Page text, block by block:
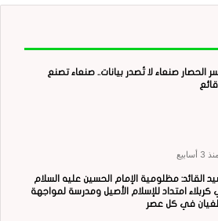
الحصار صنعاء لا تُصدر بيانات.. صنعاء تصنع
منذ 3 أسابيع
القائد: مظلومية الإمام الحسين عليه السلام
امتداد للإسلام الأصيل ومدرسة لمواجهة
في كل عصر